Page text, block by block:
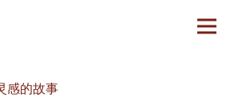
切换
感的故事